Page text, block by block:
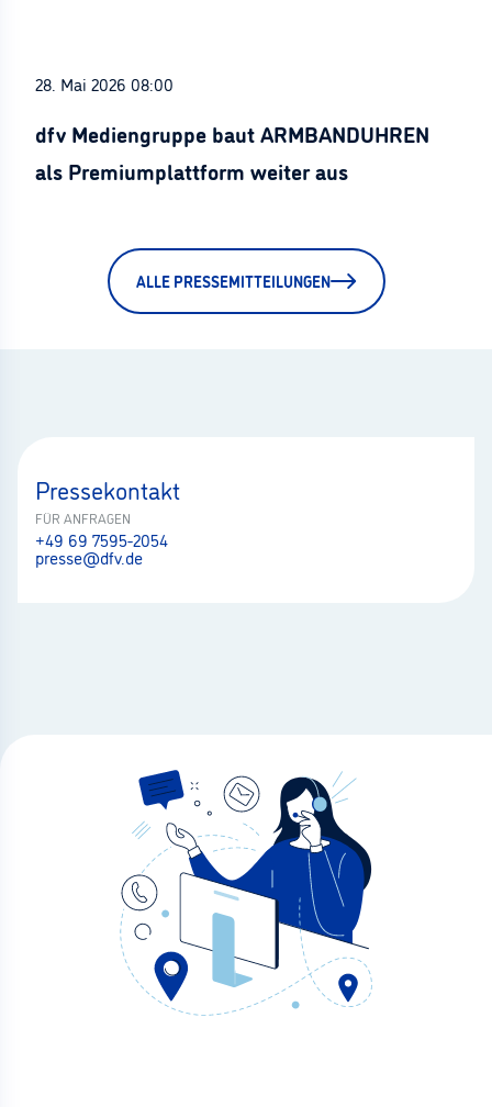
28. Mai 2026 08:00
dfv Mediengruppe baut ARMBANDUHREN
als Premiumplattform weiter aus
ALLE PRESSEMITTEILUNGEN
Pressekontakt
FÜR ANFRAGEN
+49 69 7595-2054
presse@dfv.de